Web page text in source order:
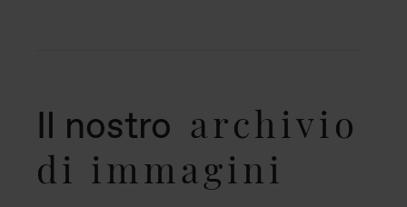
Il nostro archivio
di immagini